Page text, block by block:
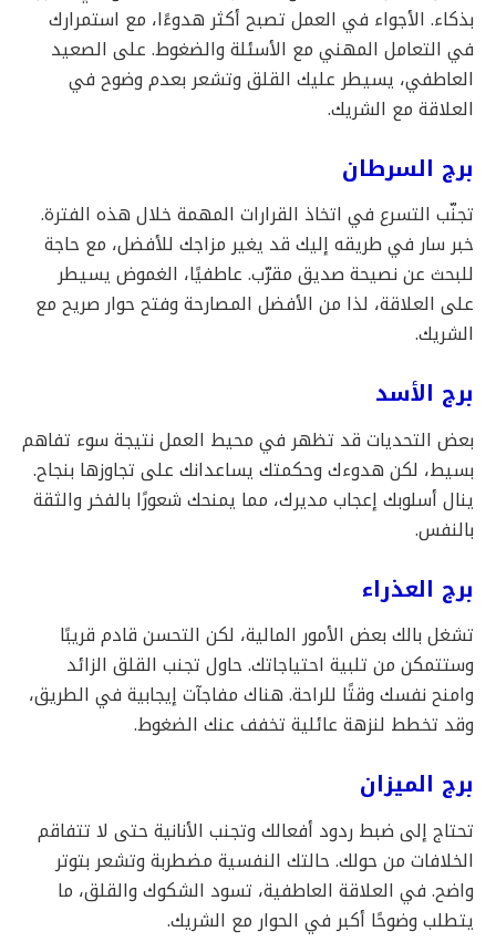
بذكاء. الأجواء في العمل تصبح أكثر هدوءًا، مع استمرارك
في التعامل المهني مع الأسئلة والضغوط. على الصعيد
العاطفي، يسيطر عليك القلق وتشعر بعدم وضوح في
العلاقة مع الشريك.
برج السرطان
تجنّب التسرع في اتخاذ القرارات المهمة خلال هذه الفترة.
خبر سار في طريقه إليك قد يغير مزاجك للأفضل، مع حاجة
للبحث عن نصيحة صديق مقرّب. عاطفيًا، الغموض يسيطر
على العلاقة، لذا من الأفضل المصارحة وفتح حوار صريح مع
الشريك.
برج الأسد
بعض التحديات قد تظهر في محيط العمل نتيجة سوء تفاهم
بسيط، لكن هدوءك وحكمتك يساعدانك على تجاوزها بنجاح.
ينال أسلوبك إعجاب مديرك، مما يمنحك شعورًا بالفخر والثقة
بالنفس.
برج العذراء
تشغل بالك بعض الأمور المالية، لكن التحسن قادم قريبًا
وستتمكن من تلبية احتياجاتك. حاول تجنب القلق الزائد
وامنح نفسك وقتًا للراحة. هناك مفاجآت إيجابية في الطريق،
وقد تخطط لنزهة عائلية تخفف عنك الضغوط.
برج الميزان
تحتاج إلى ضبط ردود أفعالك وتجنب الأنانية حتى لا تتفاقم
الخلافات من حولك. حالتك النفسية مضطربة وتشعر بتوتر
واضح. في العلاقة العاطفية، تسود الشكوك والقلق، ما
يتطلب وضوحًا أكبر في الحوار مع الشريك.